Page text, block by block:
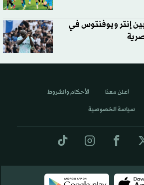
إنتر ويوفنتوس في
اعلن معنا الأحكام والشروط
سياسة الخصوصية